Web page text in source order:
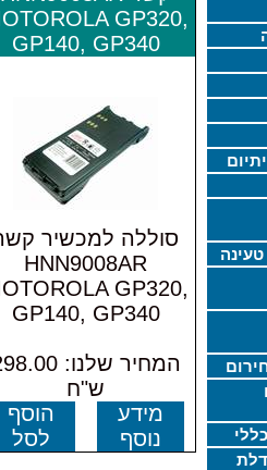
GP320,
GP140, GP340
סוללה למכשיר
HNN9008AR
GP320,
GP140, GP340
המחיר שלנו:
ש"ח
מידע
נוסף
הוסף
לסל